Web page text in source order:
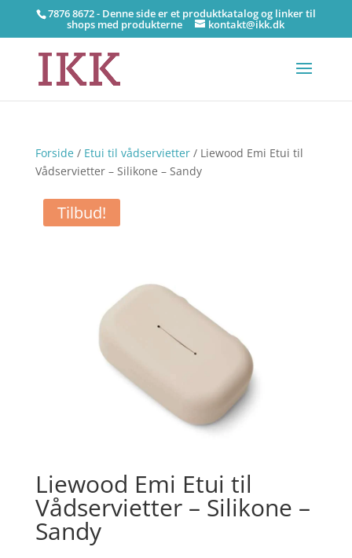
7876 8672 - Denne side er et produktkatalog og linker til
shops med produkterne kontakt@ikk.dk
Forside/ Etui til vådservietter/ Liewood Emi Etui til
Vådservietter – Silikone – Sandy
Tilbud!
Liewood Emi Etui til
Vådservietter – Silikone –
Sandy